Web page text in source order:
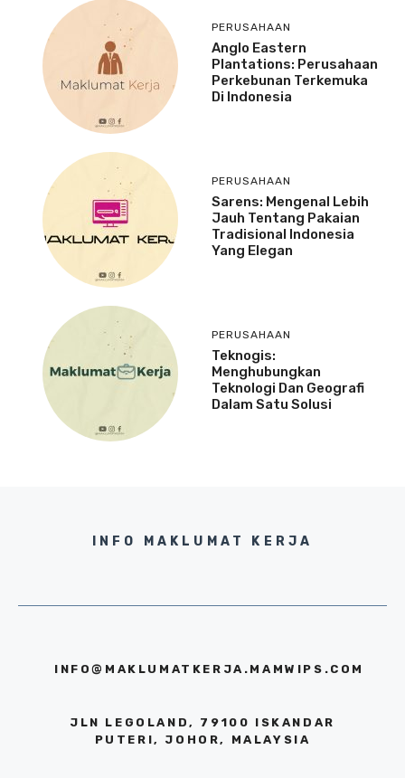
PERUSAHAAN
Anglo Eastern
Plantations: Perusahaan
Perkebunan Terkemuka
Di Indonesia
PERUSAHAAN
Sarens: Mengenal Lebih
Jauh Tentang Pakaian
Tradisional Indonesia
Yang Elegan
PERUSAHAAN
Teknogis:
Menghubungkan
Teknologi Dan Geografi
Dalam Satu Solusi
INFO MAKLUMAT KERJA
INFO@MAKLUMATKERJA.MAMWIPS.COM
JLN LEGOLAND, 79100 ISKANDAR
PUTERI, JOHOR, MALAYSIA